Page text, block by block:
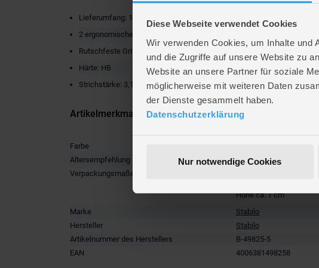
Diese Webseite verwendet Cookies
Wir verwenden Cookies, um Inhalte und
und die Zugriffe auf unsere Website zu
Website an unsere Partner für soziale
möglicherweise mit weiteren Daten
der Dienste gesammelt haben.
Datenschutzerklärung
Nur notwendige Cookies
Lieferumfang: 1 x Dreikantbleistift-Set
2 ergonomische Dreikant-Bleistifte für Linkshänder
Rutschfeste Griffmulden
Härte: HB
Strichstärke: 3,15 mm
Artikelmerkmale
Farbe
Altersempfehlung
ab 6 Jahre
Verpackungsmaße
Höhe ca. 1 cm
Marke
Stabilo
Hersteller
Stabilo
Artikelnummer des Herstellers
B-49825-5
EAN
4006381498258